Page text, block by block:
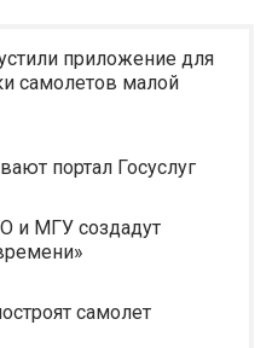
приложение для
самолетов малой
портал Госуслуг
МГУ создадут
самолет